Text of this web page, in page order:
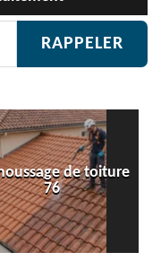
Etanchéité toiture 76